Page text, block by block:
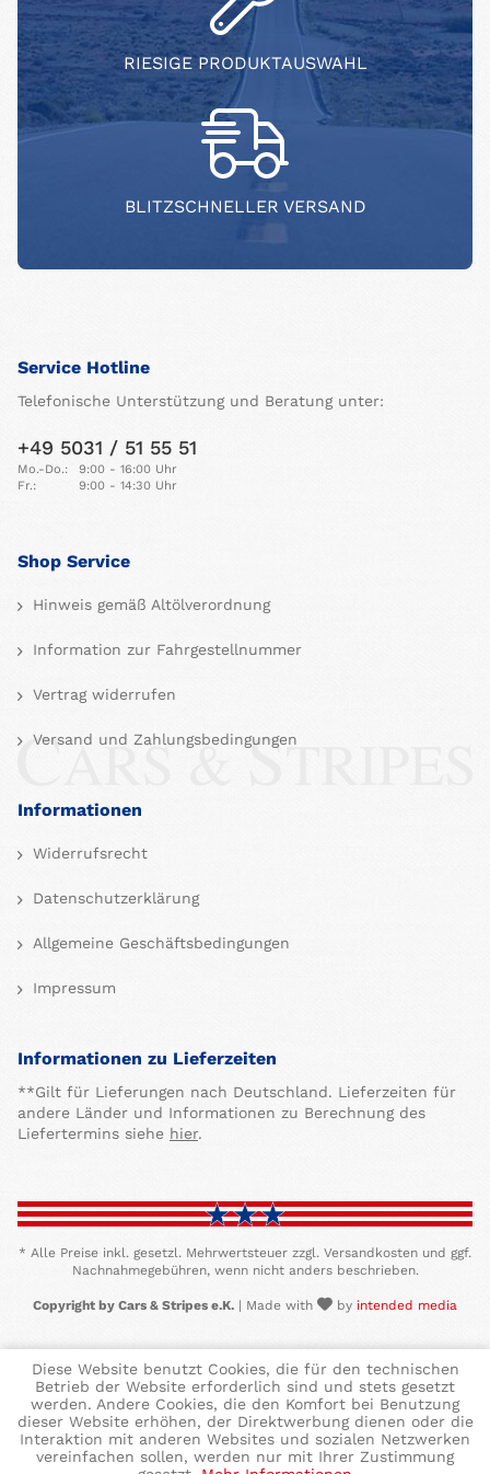
RIESIGE PRODUKTAUSWAHL
BLITZSCHNELLER VERSAND
Service Hotline
Telefonische Unterstützung und Beratung unter:
+49 5031 / 51 55 51
Mo.-Do.:
9:00 - 16:00 Uhr
Fr.:
9:00 - 14:30 Uhr
Shop Service
Hinweis gemäß Altölverordnung
Information zur Fahrgestellnummer
Vertrag widerrufen
Versand und Zahlungsbedingungen
Informationen
Widerrufsrecht
Datenschutzerklärung
Allgemeine Geschäftsbedingungen
Impressum
Informationen zu Lieferzeiten
**Gilt für Lieferungen nach Deutschland. Lieferzeiten für
andere Länder und Informationen zu Berechnung des
Liefertermins siehe hier.
* Alle Preise inkl. gesetzl. Mehrwertsteuer zzgl. Versandkosten und ggf.
Nachnahmegebühren, wenn nicht anders beschrieben.
Copyright by Cars & Stripes e.K. | Made with by intended media
Diese Website benutzt Cookies, die für den technischen
Betrieb der Website erforderlich sind und stets gesetzt
werden. Andere Cookies, die den Komfort bei Benutzung
dieser Website erhöhen, der Direktwerbung dienen oder die
Interaktion mit anderen Websites und sozialen Netzwerken
vereinfachen sollen, werden nur mit Ihrer Zustimmung